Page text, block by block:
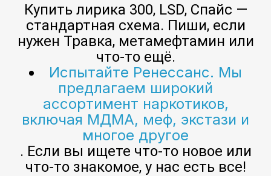
Купить лирика 300, LSD, Спайс —
стандартная схема. Пиши, если
нужен Травка, метамефтамин или
что-то ещё.
Испытайте Ренессанс. Мы
предлагаем широкий
ассортимент наркотиков,
включая МДМА, меф, экстази и
многое другое
. Если вы ищете что-то новое или
что-то знакомое, у нас есть все!